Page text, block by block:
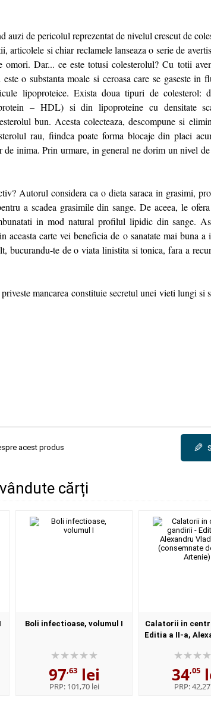
auzi de pericolul reprezentat de nivelul crescut de
articolele si chiar reclamele lanseaza o serie de
Dar... ce este totusi colesterolul? Cu totii
o substanta moale si ceroasa care se gaseste in
lipoproteice. Exista doua tipuri de colesterol:
– HDL) si din lipoproteine cu densitate
bun. Acesta colecteaza, descompune si
rau, fiindca poate forma blocaje din placi
de inima. Prin urmare, in general ne dorim un nivel
Autorul considera ca o dieta saraca in grasimi,
a scadea grasimile din sange. De aceea, le
in mod natural profilul lipidic din sange.
aceasta carte vei beneficia de o sanatate mai buna
bucurandu-te de o viata linistita si tonica, fara a
mancarea constituie secretul unei vieti lungi si
acest produs ✎
cărți
Boli infectioase, volumul I
97,63lei
PRP: 101,70 lei
Calatorii in
Editia a II-a,
Artenie)
34,05
PRP: